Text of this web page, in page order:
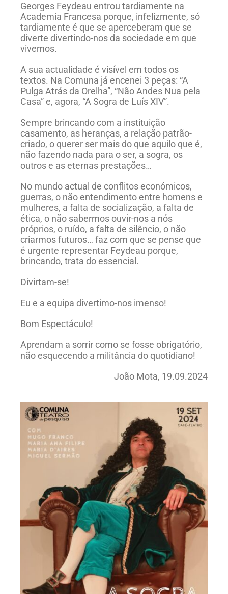
Georges Feydeau entrou tardiamente na
Academia Francesa porque, infelizmente, só
tardiamente é que se aperceberam que se
diverte divertindo-nos da sociedade em que
vivemos.
A sua actualidade é visível em todos os
textos. Na Comuna já encenei 3 peças: “A
Pulga Atrás da Orelha”, “Não Andes Nua pela
Casa” e, agora, “A Sogra de Luís XIV”.
Sempre brincando com a instituição
casamento, as heranças, a relação patrão-
criado, o querer ser mais do que aquilo que é,
não fazendo nada para o ser, a sogra, os
outros e as eternas prestações…
No mundo actual de conflitos económicos,
guerras, o não entendimento entre homens e
mulheres, a falta de socialização, a falta de
ética, o não sabermos ouvir-nos a nós
próprios, o ruído, a falta de silêncio, o não
criarmos futuros… faz com que se pense que
é urgente representar Feydeau porque,
brincando, trata do essencial.
Divirtam-se!
Eu e a equipa divertimo-nos imenso!
Bom Espectáculo!
Aprendam a sorrir como se fosse obrigatório,
não esquecendo a militância do quotidiano!
João Mota, 19.09.2024